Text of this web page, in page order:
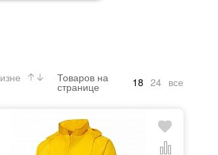
Товаров на
странице 18 24 все